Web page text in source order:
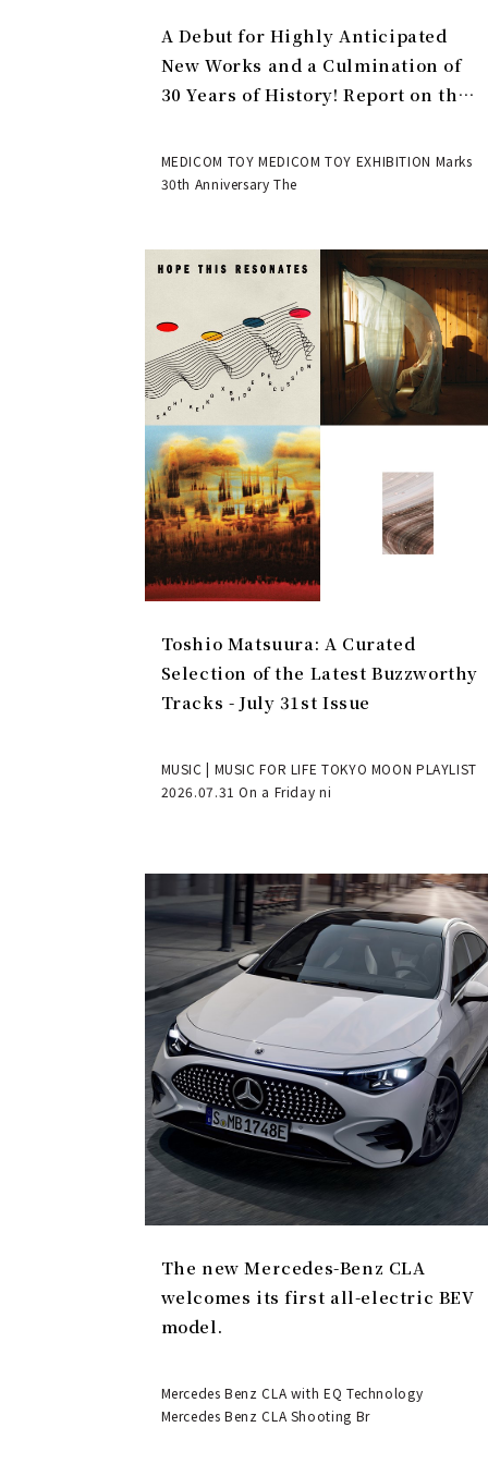
A Debut for Highly Anticipated
New Works and a Culmination of
30 Years of History! Report on the
EXHIBITION | MEDICOM TOY
MEDICOM TOY MEDICOM TOY EXHIBITION Marks
30th Anniversary The
Toshio Matsuura: A Curated
Selection of the Latest Buzzworthy
Tracks - July 31st Issue
MUSIC | MUSIC FOR LIFE TOKYO MOON PLAYLIST
2026.07.31 On a Friday ni
The new Mercedes-Benz CLA
welcomes its first all-electric BEV
model.
Mercedes Benz CLA with EQ Technology
Mercedes Benz CLA Shooting Br